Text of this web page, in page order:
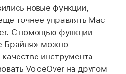
новые функции,
точнее управлять Mac
С помощью функции
Брайля» можно
качестве инструмента
VoiceOver на другом